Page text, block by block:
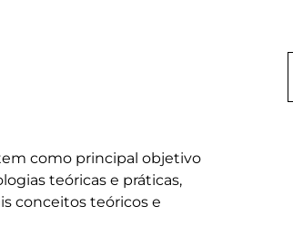
como principal objetivo
teóricas e práticas,
conceitos teóricos e